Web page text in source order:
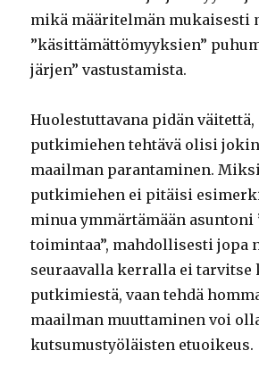
mikä määritelmän mukaisesti
”käsittämättömyyksien”
järjen” vastustamista.
Huolestuttavana pidän väitettä,
putkimiehen tehtävä olisi
maailman parantaminen.
putkimiehen ei pitäisi
minua ymmärtämään asuntoni
toimintaa”, mahdollisesti jopa
seuraavalla kerralla ei tarvitse
putkimiestä, vaan tehdä
maailman muuttaminen voi
kutsumustyöläisten etuoikeus.